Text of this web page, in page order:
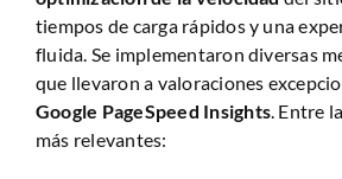
tiempos de carga rápidos y una
fluida. Se implementaron diversas
que llevaron a valoraciones
Google PageSpeed Insights. Entre
más relevantes: